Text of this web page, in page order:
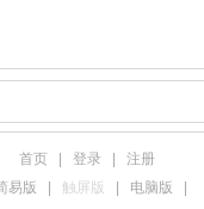
首页 登录
注册
易版
触屏版 电脑版